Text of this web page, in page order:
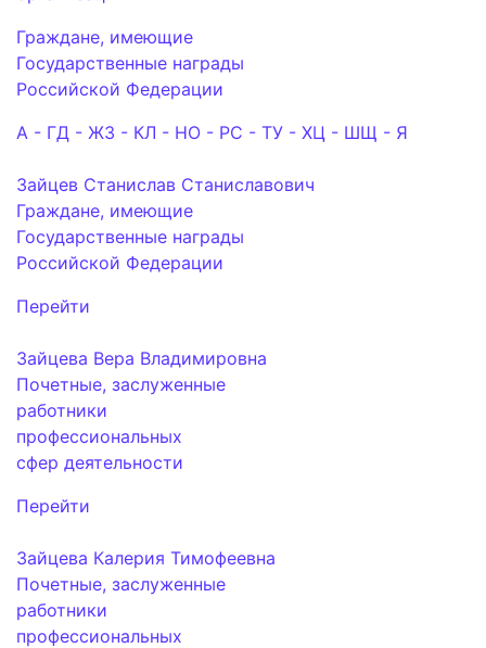
Граждане, имеющие
Государственные награды
Российской Федерации
А - ГД - ЖЗ - КЛ - НО - РС - ТУ - ХЦ - ШЩ - Я
Зайцев Станислав Станиславович
Граждане, имеющие
Государственные награды
Российской Федерации
Перейти
Зайцева Вера Владимировна
Почетные, заслуженные
работники
профессиональных
сфер деятельности
Перейти
Зайцева Калерия Тимофеевна
Почетные, заслуженные
работники
профессиональных